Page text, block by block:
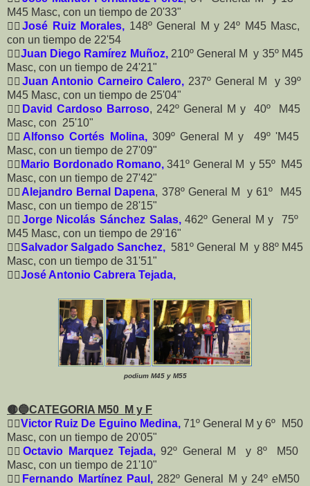
M45 Masc, con un tiempo de 20'33"
🏃‍♂️José Ruiz Morales, 148º General M y 24º M45 Masc,
con un tiempo de 22'54
🏃‍♂️Juan Diego Ramírez Muñoz,210º General M y 35º M45
Masc, con un tiempo de 24'21"
🏃‍♂️ Juan Antonio Carneiro Calero, 237º General M y 39º
M45 Masc, con un tiempo de 25'04"
🏃‍♂️ David Cardoso Barroso, 242º General M y 40º M45
Masc, con 25'10"
🏃‍♂️ Alfonso Cortés Molina, 309º General M y 49º 'M45
Masc, con un tiempo de 27'09"
🏃‍♂️ Mario Bordonado Romano,341º General M y 55º M45
Masc, con un tiempo de 27'42"
🏃‍♂️ Alejandro Bernal Dapena, 378º General M y 61º M45
Masc, con un tiempo de 28'15"
🏃‍♂️ Jorge Nicolás Sánchez Salas,462º General M y 75º
M45 Masc, con un tiempo de 29'16"
🏃‍♂️Salvador Salgado Sanchez, 581º General M y 88º M45
Masc, con un tiempo de 31'51"
🏃‍♂️José Antonio Cabrera Tejada,
podium M45 y M55
🟡🔵CATEGORIA M50 M y F
🏃‍♂️Victor Ruiz De Eguino Medina,71º General M y 6º M50
Masc, con un tiempo de 20'05"
🏃‍♂️Octavio Marquez Tejada,92º General M y 8º M50
Masc, con un tiempo de 21'10"
🏃‍♂️ Fernando Martínez Paul, 282º General M y 24º eM50